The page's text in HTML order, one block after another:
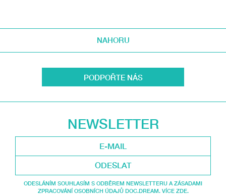
NAHORU
PODPOŘTE NÁS
NEWSLETTER
ODESLAT
ODESLÁNÍM SOUHLASÍM S ODBĚREM NEWSLETTERU A ZÁSADAMI
ZPRACOVÁNÍ OSOBNÍCH ÚDAJŮ DOC.DREAM. VÍCE ZDE.